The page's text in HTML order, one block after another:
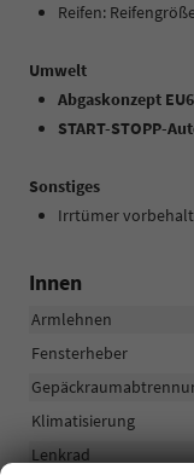
Reifen:
Umwelt
Abgaskonzept
START-STOPP-
Sonstiges
Irrtümer
Innen
Armlehnen
Fensterheber
Klimatisierung
Lenkrad